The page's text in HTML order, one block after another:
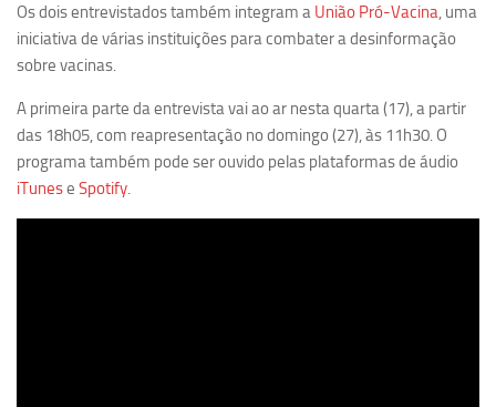
Ciência Por Elas
Pint of Science
USP Analisa
Publicações
Os dois entrevistados também integram a União Pró-Vacina, uma
iniciativa de várias instituições para combater a desinformação
sobre vacinas.
A primeira parte da entrevista vai ao ar nesta quarta (17), a partir
das 18h05, com reapresentação no domingo (27), às 11h30. O
programa também pode ser ouvido pelas plataformas de áudio
iTunese Spotify.